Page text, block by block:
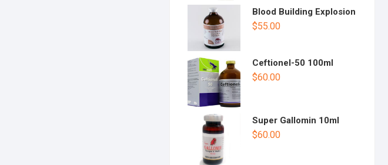
Blood Building Explosion
$55.00
Ceftionel-50 100ml
$60.00
Super Gallomin 10ml
$60.00